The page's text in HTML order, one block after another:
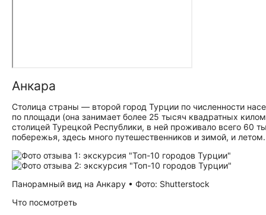
Анкара
Столица страны — второй город Турции по численности
по площади (она занимает более 25 тысяч квадратных
столицей Турецкой Республики, в ней проживало всего 60
побережья, здесь много путешественников и зимой, и летом.
Панорамный вид на Анкару • Фото: Shutterstock
Что посмотреть